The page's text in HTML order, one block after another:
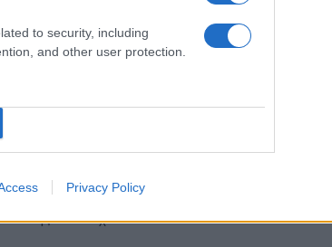
to security, including
and other user protection.
Privacy Policy
κάθισμα
με τα καλύτερα
λειτουργία
έκδοση Insignia,
να ρυθμίζεται
πλάτης. Τα
πλαϊνά
seat) είναι
άνεσης – που έχουν